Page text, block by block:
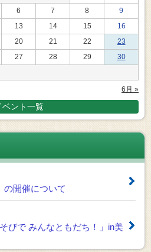
6 7 8
9
13 14 15
16
20 21 22
23
27 28 29
30
6月 »
ベント一覧
の開催について
びで みんなともだち！」in美